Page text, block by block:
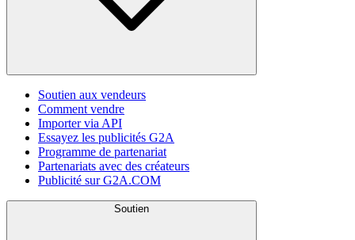
Soutien aux vendeurs
Comment vendre
Importer via API
Essayez les publicités G2A
Programme de partenariat
Partenariats avec des créateurs
Publicité sur G2A.COM
Soutien